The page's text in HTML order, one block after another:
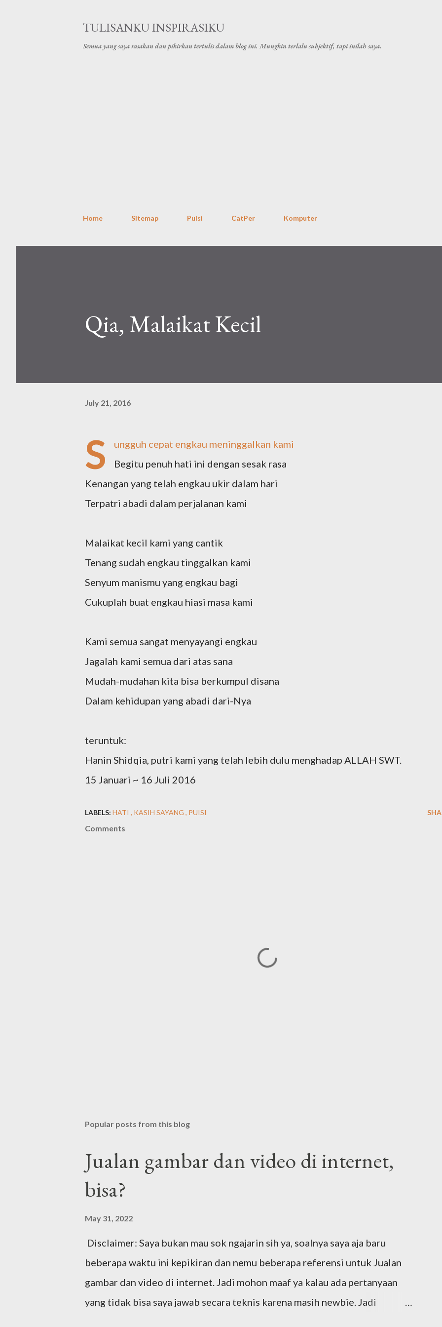
TULISANKU INSPIRASIKU
Semua yang saya rasakan dan pikirkan tertulis dalam blog ini. Mungkin terlalu subjektif, tapi inilah saya.
Home Sitemap Puisi CatPer Komputer
Qia, Malaikat Kecil
July 21, 2016
S
ungguh cepat engkau meninggalkan kami
Begitu penuh hati ini dengan sesak rasa
Kenangan yang telah engkau ukir dalam hari
Terpatri abadi dalam perjalanan kami
Malaikat kecil kami yang cantik
Tenang sudah engkau tinggalkan kami
Senyum manismu yang engkau bagi
Cukuplah buat engkau hiasi masa kami
Kami semua sangat menyayangi engkau
Jagalah kami semua dari atas sana
Mudah-mudahan kita bisa berkumpul disana
Dalam kehidupan yang abadi dari-Nya
teruntuk:
Hanin Shidqia, putri kami yang telah lebih dulu menghadap ALLAH SWT.
15 Januari ~ 16 Juli 2016
LABELS: HATI KASIH SAYANG PUISI
Comments
Popular posts from this blog
Jualan gambar dan video di internet,
bisa?
May 31, 2022
Disclaimer: Saya bukan mau sok ngajarin sih ya, soalnya saya aja baru
beberapa waktu ini kepikiran dan nemu beberapa referensi untuk Jualan
gambar dan video di internet. Jadi mohon maaf ya kalau ada pertanyaan
yang tidak bisa saya jawab secara teknis karena masih newbie. Jadi